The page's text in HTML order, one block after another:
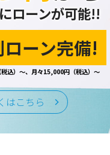
ローンが可能!!
ーン完備!
込）～、月々15,000円（税込）～
はこちら